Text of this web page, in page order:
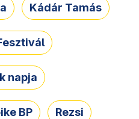
Kádár Tamás
napja
BP Rezsi